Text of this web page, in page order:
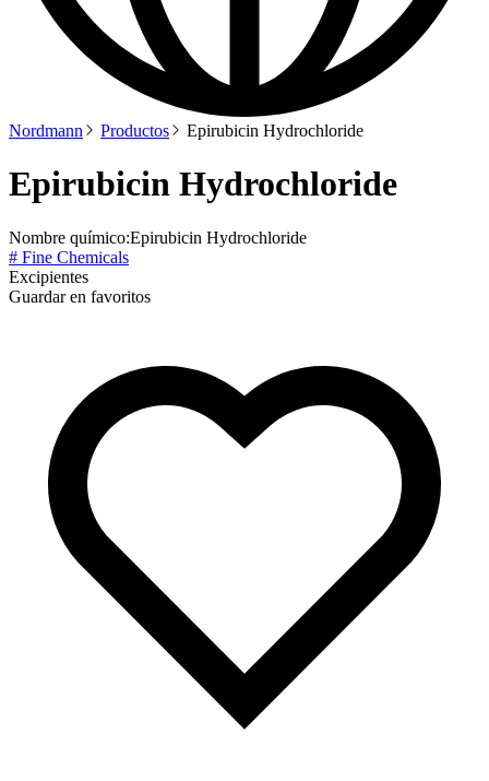
Nordmann Productos Epirubicin Hydrochloride
Epirubicin Hydrochloride
Nombre químico:Epirubicin Hydrochloride
# Fine Chemicals
Excipientes
Guardar en favoritos